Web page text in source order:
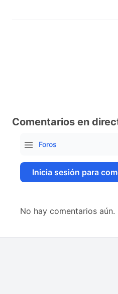
Comentarios en
Foros
Inicia sesión para
No hay comentarios aún.